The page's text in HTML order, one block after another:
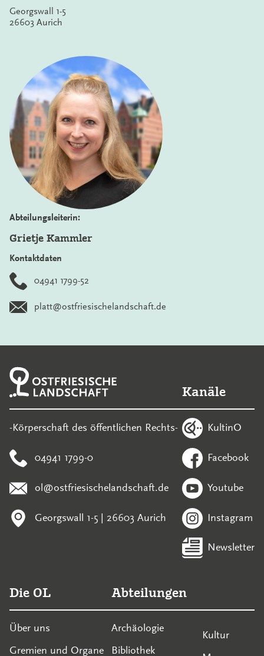
Georgswall 1-5
26603 Aurich
Abteilungsleiterin:
Grietje Kammler
Kontaktdaten
04941 1799-52
platt@ostfriesischelandschaft.de
-Körperschaft des öffentlichen Rechts-
04941 1799-0
ol@ostfriesischelandschaft.de
Georgswall 1-5 | 26603 Aurich
Kanäle
KultinO
Facebook
Youtube
Instagram
Newsletter
Die OL
Über uns
Gremien und Organe
Abteilungen
Archäologie
Bibliothek
Kultur